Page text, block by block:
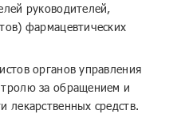
руководителей,
фармацевтических
органов управления
за обращением и
лекарственных средств.